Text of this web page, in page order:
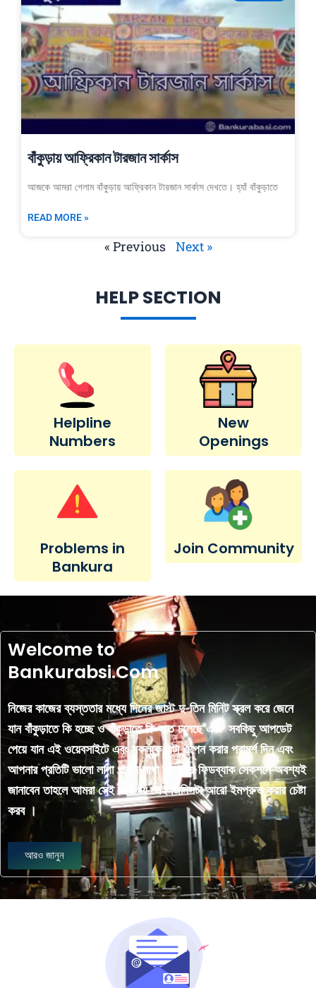
বাঁকুড়ায় আফ্রিকান টারজান সার্কাস
আজকে আমরা গেলাম বাঁকুড়ায় আফ্রিকান টারজান সার্কাস দেখতে। হ্যাঁ বাঁকুড়াতে
READ MORE »
« Previous Next »
HELP SECTION
Helpline
Numbers
New
Openings
Problems in
Bankura
Join Community
Welcome to
Bankurabsi.Com
নিজের কাজের ব্যস্ততার মধ্যে দিনের জাস্ট দু-তিন মিনিট স্ক্রল করে জেনে
যান বাঁকুড়াতে কি হচ্ছে ও বাঁকুড়াতে কি হতে চলেছে এবং সবকিছু আপডেট
পেয়ে যান এই ওয়েবসাইটে এবং সকলকে এটা ওপেন করার পরামর্শ দিন এবং
আপনার প্রতিটি ভালো লাগা খারাপ লাগা আমাদের ফিডব্যাক সেকশনে অবশ্যই
জানাবেন তাহলে আমরা সেই জায়গায় সেই জিনিসটা আরো ইমপ্রুভ করার চেষ্টা
করব ।
আরও জানুন